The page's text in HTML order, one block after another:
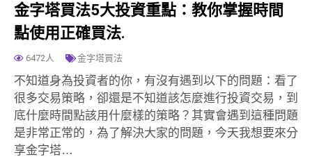
金字塔買法5大投資重點：教你掌握時間
點使用正確買法.
6472人 金字塔買法
不知道身為投資者的你，有沒有遇到以下的問題：看了
很多交易策略，卻還是不知道該怎麼進行投資交易，到
底什麼時間點該用什麼樣的策略？其實會遇到這種問題
是非常正常的，為了解決大家的問題，今天我想要來分
享金字塔…